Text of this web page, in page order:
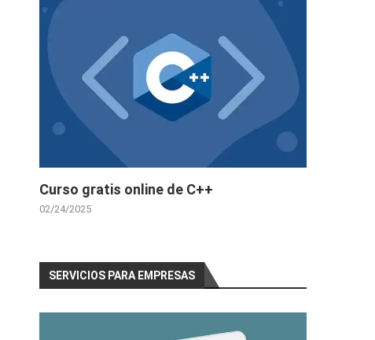
Curso gratis online de C++
02/24/2025
SERVICIOS PARA EMPRESAS